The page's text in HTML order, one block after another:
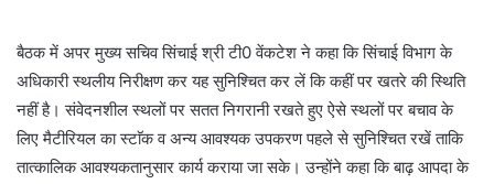
बैठक में अपर मुख्य सचिव सिंचाई श्री टी0 वेंकटेश ने कहा कि सिंचाई विभाग के
अधिकारी स्थलीय निरीक्षण कर यह सुनिश्चित कर लें कि कहीं पर खतरे की स्थिति
नहीं है। संवेदनशील स्थलों पर सतत निगरानी रखते हुए ऐसे स्थलों पर बचाव के
लिए मैटीरियल का स्टाॅक व अन्य आवश्यक उपकरण पहले से सुनिश्चित रखें ताकि
तात्कालिक आवश्यकतानुसार कार्य कराया जा सके। उन्होंने कहा कि बाढ़ आपदा के